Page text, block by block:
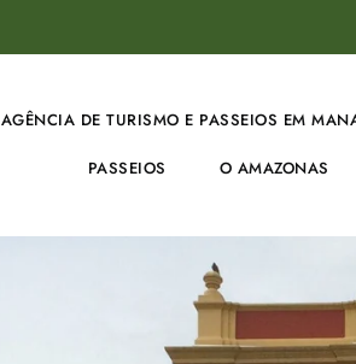
AGÊNCIA DE TURISMO E PASSEIOS EM
PASSEIOS O AMAZONAS